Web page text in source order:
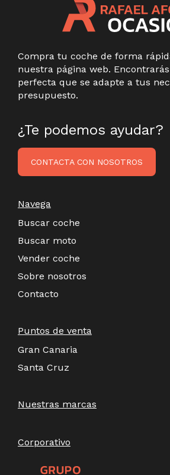
Compra tu coche de forma
nuestra página web.
perfecta que se adapte a tus
presupuesto.
¿Te podemos ayudar?
CONTACTA CON NOSOTROS
Navega
Buscar coche
Buscar moto
Vender coche
Sobre nosotros
Contacto
Puntos de venta
Gran Canaria
Santa Cruz
Nuestras marcas
Corporativo